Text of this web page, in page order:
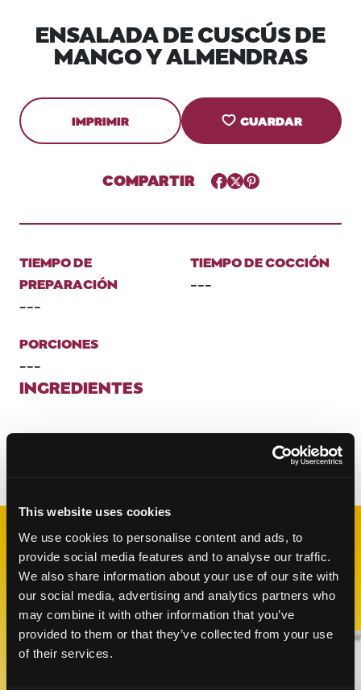
This website uses cookies
We use cookies to personalise content and ads, to
provide social media features and to analyse our traffic.
We also share information about your use of our site with
our social media, advertising and analytics partners who
may combine it with other information that you’ve
provided to them or that they’ve collected from your use
of their services.
ENSALADA DE CUSCÚS DE
MANGO Y ALMENDRAS
IMPRIMIR GUARDAR
COMPARTIR Facebook
TwitterPinterest
TIEMPO DE
PREPARACIÓN
---
TIEMPO DE COCCIÓN
---
PORCIONES
---
INGREDIENTES
RECETAS
RELACIONADAS
Like This Recipe